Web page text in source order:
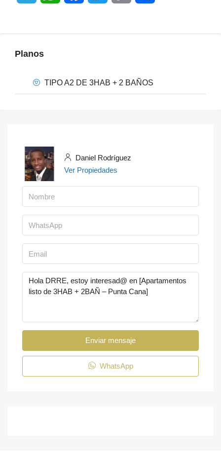
Planos
TIPO A2 DE 3HAB + 2 BAÑOS
Daniel Rodríguez
Ver Propiedades
Enviar mensaje
WhatsApp